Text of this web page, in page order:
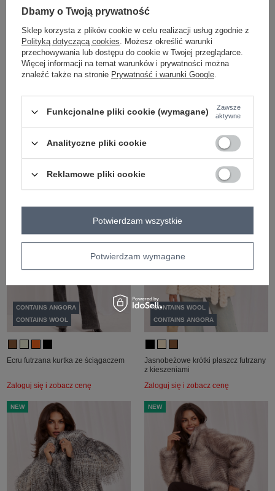
CONTAINS ANGORA
Czarno-beżowe futro z kontrastowym
kołnierzem
CONTAINS ANGORA
Ecru-beżowe damskie futerko w
panterkę
CONTAINS ANGORA
CONTAINS WOOL
Ecru futrzana kurtka ze ściągaczem
Zaloguj się i zobacz cenę
CONTAINS WOOL
CONTAINS ANGORA
Jasnobeżowe krótki płaszcz futrzany
z kieszeniami
Zaloguj się i zobacz cenę
NEW NEW
Dbamy o Twoją prywatność
Sklep korzysta z plików cookie w celu realizacji usług zgodnie z
Polityką dotyczącą cookies. Możesz określić warunki
przechowywania lub dostępu do cookie w Twojej przeglądarce.
Więcej informacji na temat warunków i prywatności można
znaleźć także na stronie Prywatność i warunki Google.
Funkcjonalne pliki cookie (wymagane)
Zawsze
aktywne
Analityczne pliki cookie
Reklamowe pliki cookie
Potwierdzam wymagane
Potwierdzam wszystkie